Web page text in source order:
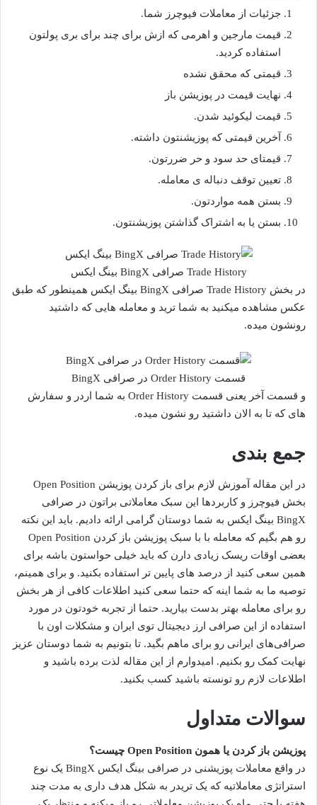
جزئیات از معاملات فیوچرز شما.
قیمت مارجین و اهرمی که ازش برای چند برای بری پولتون
استفاده کردید.
قیمتی که محقق نشده
نهایت قیمت در پوزیشن باز
قیمت لیکوئید شدن.
آخرین قیمتی که پوزیشنتون داشته.
قیمتای حد سود و حر ضررتون.
تعیین توقف دنباله ی معامله.
بستن همه مواردتون.
بستن یا به اشتراک گذاشتن پوزیشنتون.
Trade History صرافی BingX بینگ ایکس
در بخش Trade History صرافی BingX بینگ ایکس همینطور که طبق
عکس مشاهده میکنید به شما ترید و معامله هایی که داشتید
رونشون میده.
قسمت Order History در صرافی BingX
و قسمت آخر یعنی قسمت Order History به شما اردر و سفارش
های که تا به الان داشتید رو نشون میده.
جمع بندی
در این مقاله آموزش لازم برای باز کردن پوزیشن Open Position
بخش فیوچرز و کاربردها این سبک معاملاتی براتون در صرافی
BingX بینگ ایکس به شما دوستان گرامی ارائه دادیم. باید این نکته
رو هم بگیم که معامله با با سبک پوزیشن باز کردن Open Position
بعضی اوقات ریسک زیادی دارن که باید خیلی حواستون باشه برای
همین سعی کنید از درصد های پایین تر استفاده بکنید. و برای همینم،
توصیه ما به شما اینه که حتما سعی کنید اطلاعات کافی از هر بخش
رو برای معامله بهتر بدست بیارید. حتما از تجربه خودتون در مورد
استفاده از این صرافی ارز دیجیتال توی ایران و مشکلات اون با
صرافی‌های ایرانی رو برای ماهم بگید. تا بتونیم به شما دوستان عزیز
نهایت کمک رو بکنیم. امیدوارم از این مقاله لذت برده باشید و
اطلاعات لازم رو تونسته باشید کسب بکنید.
سوالات متداول
پوزیشن باز کردن یا همون Open Position چیست؟
در واقع معاملات پوزیشنی در صرافی بینگ ایکس BingX یک نوع
استراتژی معاملاتیه که یک تریدر به شکل هدف داری به مدت چند